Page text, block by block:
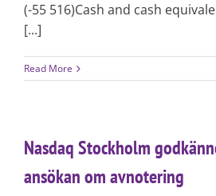
(-55 516)Cash and cash
[...]
Read More
Nasdaq Stockholm
ansökan om avnotering